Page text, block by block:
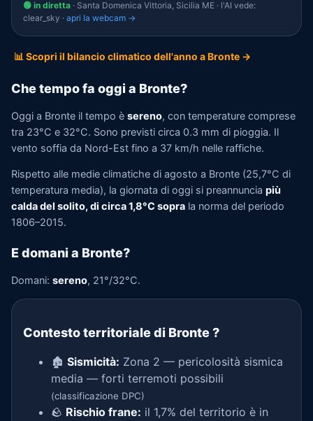
🟢 in diretta · Santa Domenica Vittoria, Sicilia ME · l'AI vede:
clear_sky · apri la webcam →
📊 Scopri il bilancio climatico dell'anno a Bronte →
Che tempo fa oggi a Bronte?
Oggi a Bronte il tempo è sereno, con temperature comprese
tra 23°C e 32°C. Sono previsti circa 0.3 mm di pioggia. Il
vento soffia da Nord-Est fino a 37 km/h nelle raffiche.
Rispetto alle medie climatiche di agosto a Bronte (25,7°C di
temperatura media), la giornata di oggi si preannuncia più
calda del solito, di circa 1,8°C sopra la norma del periodo
1806–2015.
E domani a Bronte?
Domani: sereno, 21°/32°C.
Contesto territoriale di Bronte?
🏚️ Sismicità: Zona 2 — pericolosità sismica
media — forti terremoti possibili
(classificazione DPC)
🪨 Rischio frane: il 1,7% del territorio è in